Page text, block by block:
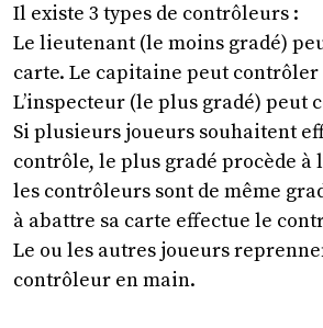
Il existe 3 types de contrôleurs :
Le lieutenant (le moins gradé)
carte. Le capitaine peut contrôler
L’inspecteur (le plus gradé) peut
Si plusieurs joueurs souhaitent
contrôle, le plus gradé procède à
les contrôleurs sont de même
à abattre sa carte effectue le
Le ou les autres joueurs
contrôleur en main.